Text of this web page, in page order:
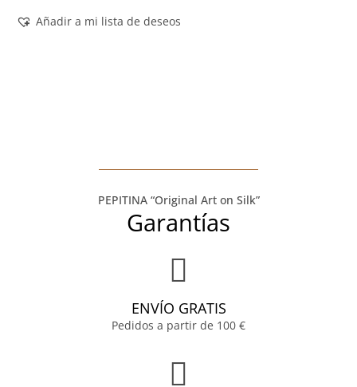
Añadir a mi lista de deseos
PEPITINA “Original Art on Silk”
Garantías
ENVÍO GRATIS
Pedidos a partir de 100 €